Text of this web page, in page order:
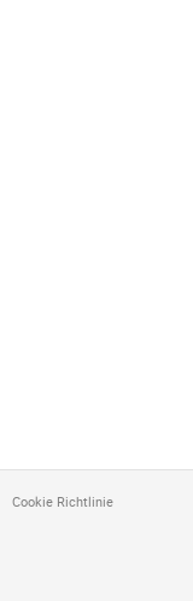
Cookie Richtlinie